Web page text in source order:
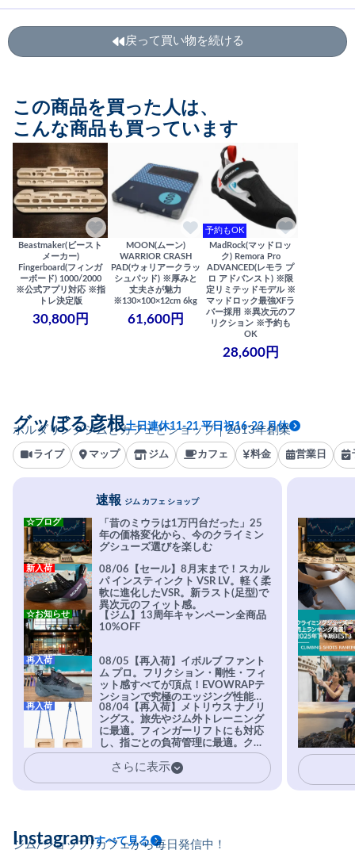
戻って買い物を続ける
この商品を買った人は、
こんな商品も買っています
Beastmaker(ビースト
メーカー)
Fingerboard(フィンガ
ーボード) 1000/2000
※公式アプリ対応 ※指
トレ決定版
30,800円
MOON(ムーン)
WARRIOR CRASH
PAD(ウォリアークラッ
シュパッド) ※厚みと
丈夫さが魅力
※130×100×12cm 6kg
61,600円
予約もOK
MadRock(マッドロッ
ク) Remora Pro
ADVANCED(レモラ プ
ロ アドバンスト) ※限
定リミテッドモデル ※
マッドロック最強XFラ
バー採用 ※異次元のフ
リクション ※予約も
OK
28,600円
ボルダリングジムとカフェとショップ｜2013年創業
グッぼる彦根土日連休11-21 平日祝16-23 月休
ライブ マップ ジム カフェ 料金 営業日
速報 ジム カフェ ショップ
「昔のミウラは1万円台だった」25
年の価格変化から、今のクライミン
グシューズ選びを楽しむ
☆ブログ
08/06【セール】8月末まで！スカル
パ インスティンクト VSR LV。軽く柔
軟に進化したVSR。新ラスト(足型)で
異次元のフィット感。
新入荷
【ジム】13周年キャンペーン全商品
10%OFF
☆お知らせ
08/05【再入荷】イボルブ ファント
ム プロ。フリクション・剛性・フィ
ット感すべてが頂点！EVOWRAPテ
ンションで究極のエッジング性能を
実現。進化系ラバーEvo-74はTRAX
を凌駕する粘着力で極小ホールドに
安心感。
再入荷
08/04【再入荷】メトリウス ナノリ
ングス。旅先やジム外トレーニング
に最適。フィンガーリフトにも対応
し、指ごとの負荷管理に最適。クラ
イマーの指を本気で鍛えるギア。
再入荷
さらに表示
ジム/ショップ/カフェから毎日発信中！
Instagramすべて見る